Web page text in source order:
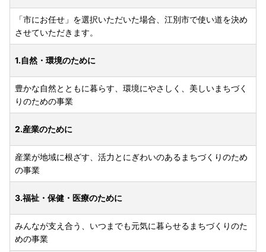
「市にお任せ」を選択いただいた場合、江別市で使い道を決め
させていただきます。
1.自然・環境のために
豊かな自然とともに暮らす、環境にやさしく、美しいまちづく
りのための事業
2.産業のために
産業が地域に根ざす、活力とにぎわいのあるまちづくりのため
の事業
3.福祉・保健・医療のために
みんなが支え合う、いつまでも元気に暮らせるまちづくりのた
めの事業